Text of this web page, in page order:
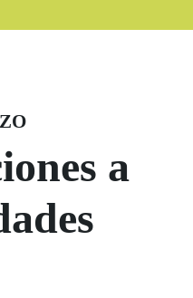
del evento
marzo
a